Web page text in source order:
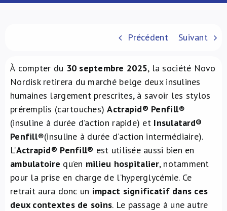
NL
Précédent Suivant
À compter du 30 septembre 2025, la société Novo
Nordisk retirera du marché belge deux insulines
humaines largement prescrites, à savoir les stylos
préremplis (cartouches)Actrapid® Penfill®
(insuline à durée d’action rapide) et Insulatard®
Penfill®(insuline à durée d’action intermédiaire).
L’Actrapid® Penfill® est utilisée aussi bien en
ambulatoire qu’en milieu hospitalier, notamment
pour la prise en charge de l’hyperglycémie. Ce
retrait aura donc un impact significatif dans ces
deux contextes de soins. Le passage à une autre